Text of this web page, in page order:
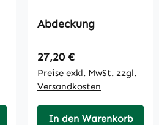
Abdeckung
Regulärer Preis:
27,20 €
Preise exkl. MwSt. zzgl.
Versandkosten
In den Warenkorb